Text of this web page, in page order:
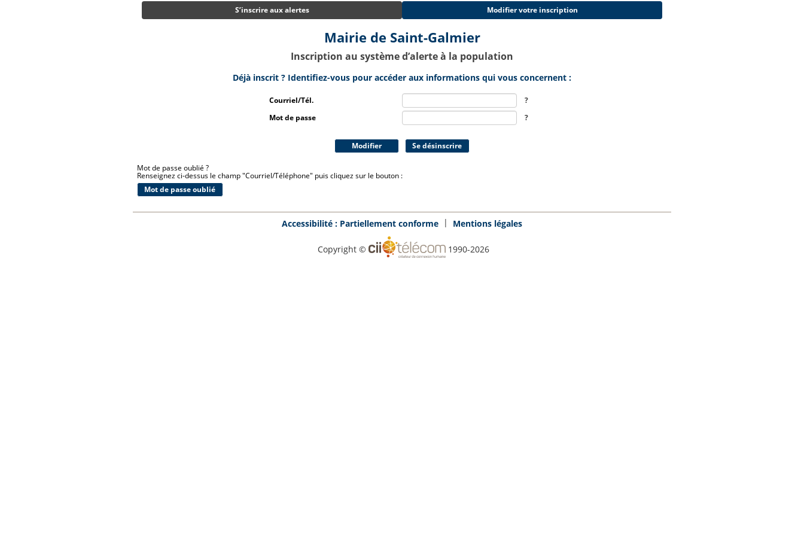
S’inscrire aux alertes Modifier votre inscription
Mairie de Saint-Galmier
Inscription au système d’alerte à la population
Déjà inscrit ? Identifiez-vous pour accéder aux informations qui vous concernent :
Courriel/Tél.
?
Mot de passe
?
Mot de passe oublié ?
Renseignez ci-dessus le champ "Courriel/Téléphone" puis cliquez sur le bouton :​
Accessibilité : Partiellement conforme | Mentions légales
Copyright © 1990-2026